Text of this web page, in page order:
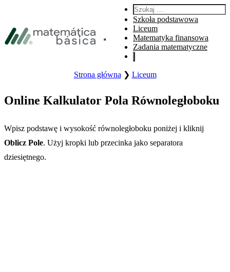
Przejdź do stopki
Otwórz główne menu witryny.
Szukaj:
Szkoła podstawowa
Liceum
Matematyka finansowa
Zadania matematyczne
Strona główna ❯ Liceum
Online Kalkulator Pola Równoległoboku
Wpisz podstawę i wysokość równoległoboku poniżej i kliknij
Oblicz Pole. Użyj kropki lub przecinka jako separatora
dziesiętnego.